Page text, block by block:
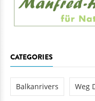
CATEGORIES
Balkanrivers Weg